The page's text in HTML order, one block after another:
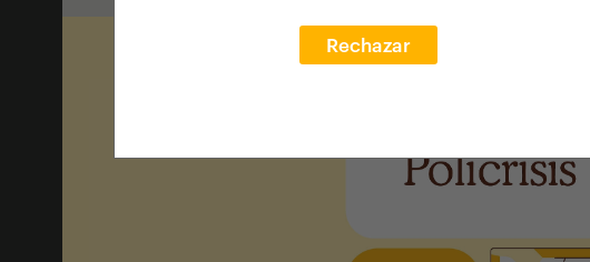
Rechazar